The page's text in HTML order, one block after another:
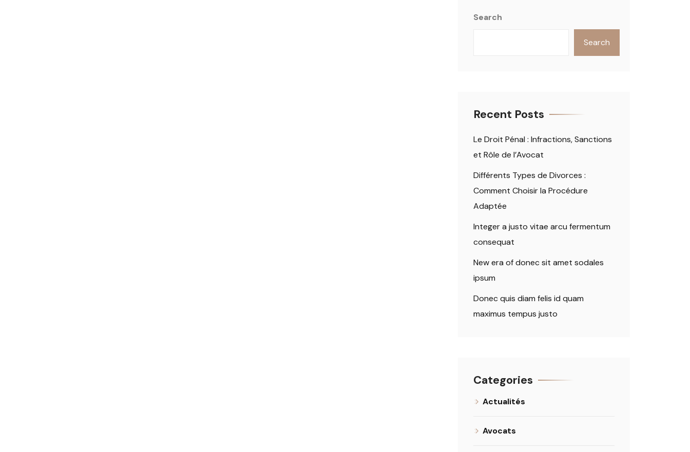
Search
Search
Recent Posts
Le Droit Pénal : Infractions, Sanctions
et Rôle de l’Avocat
Différents Types de Divorces :
Comment Choisir la Procédure
Adaptée
Integer a justo vitae arcu fermentum
consequat
New era of donec sit amet sodales
ipsum
Donec quis diam felis id quam
maximus tempus justo
Categories
Actualités
Avocats